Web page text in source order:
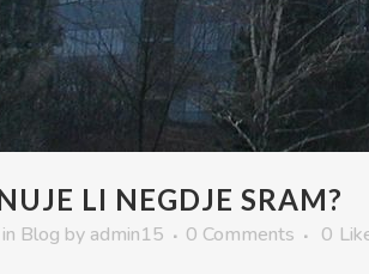
LI NEGDJE SRAM?
in Blog by admin15 0 Comments 0